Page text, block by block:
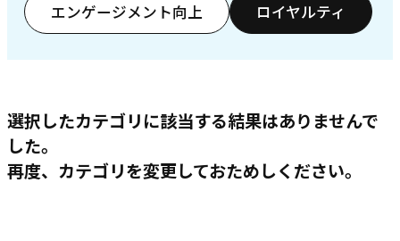
エンゲージメント向上 ロイヤルティ
選択したカテゴリに該当する結果はありませんで
した。
再度、カテゴリを変更しておためしください。